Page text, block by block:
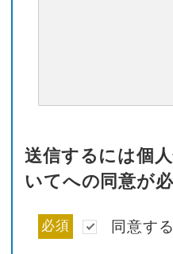
送信するには個
いてへの同意が必
必須 同意する